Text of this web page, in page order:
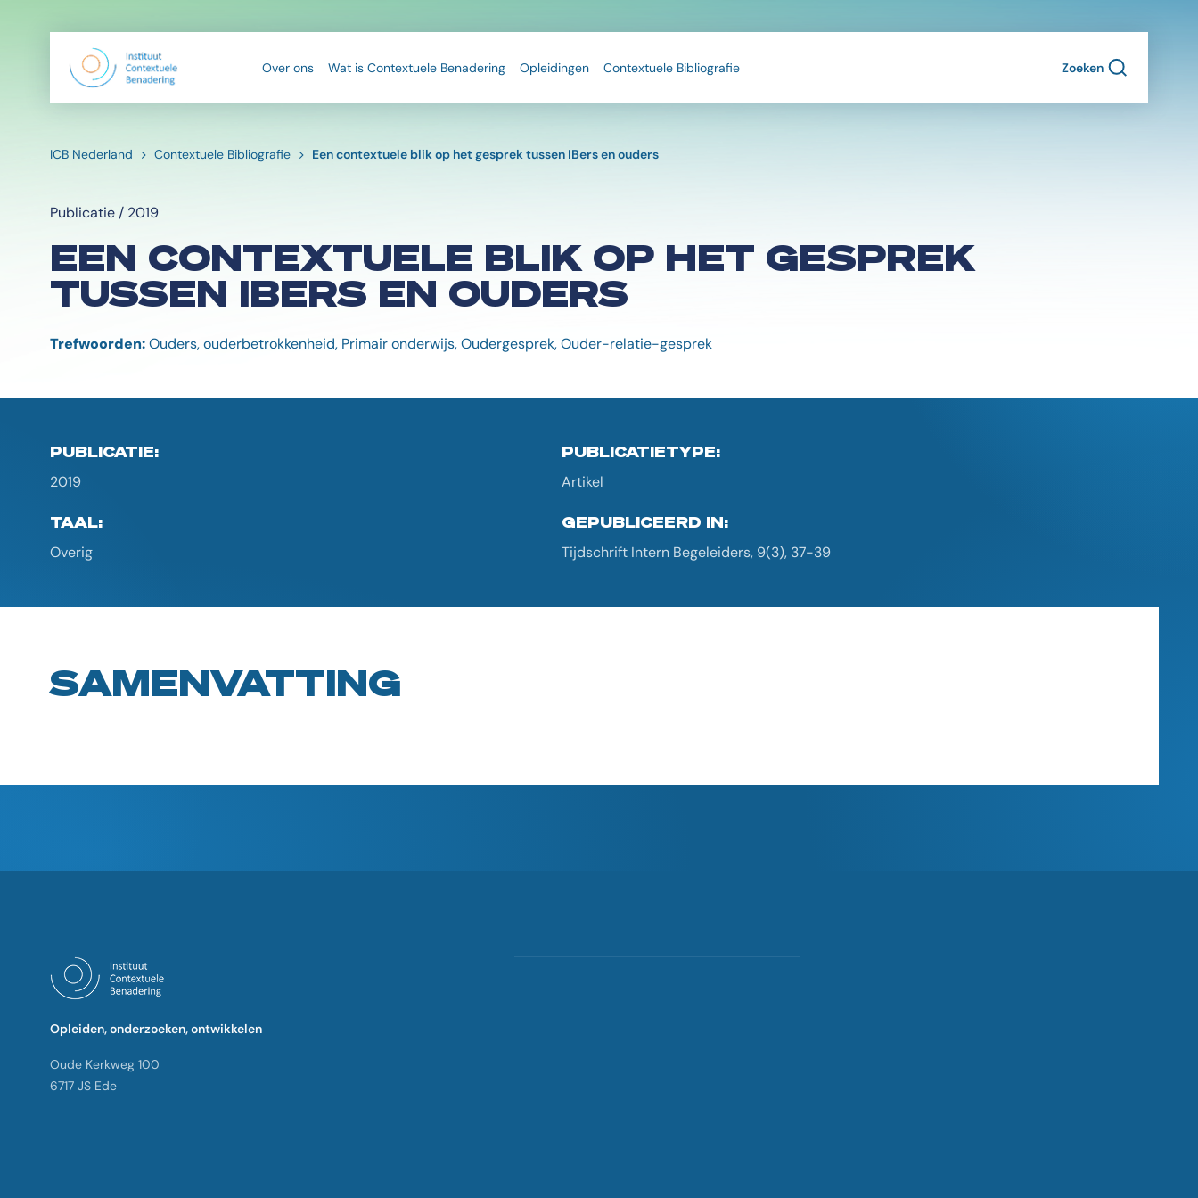
Over ons Wat is Contextuele Benadering Opleidingen Contextuele Bibliografie Zoeken
ICB Nederland Contextuele Bibliografie Een contextuele blik op het gesprek tussen IBers en ouders
Publicatie / 2019
EEN CONTEXTUELE BLIK OP HET GESPREK
TUSSEN IBERS EN OUDERS
Trefwoorden:Ouders, ouderbetrokkenheid, Primair onderwijs, Oudergesprek, Ouder-relatie-gesprek
PUBLICATIE:
2019
PUBLICATIETYPE:
Artikel
TAAL:
Overig
GEPUBLICEERD IN:
Tijdschrift Intern Begeleiders, 9(3), 37-39
SAMENVATTING
Opleiden, onderzoeken, ontwikkelen
Oude Kerkweg 100
6717 JS Ede